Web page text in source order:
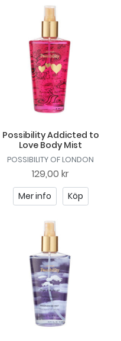
Possibility Addicted to
Love Body Mist
POSSIBILITY OF LONDON
129,00 kr
Mer info Köp